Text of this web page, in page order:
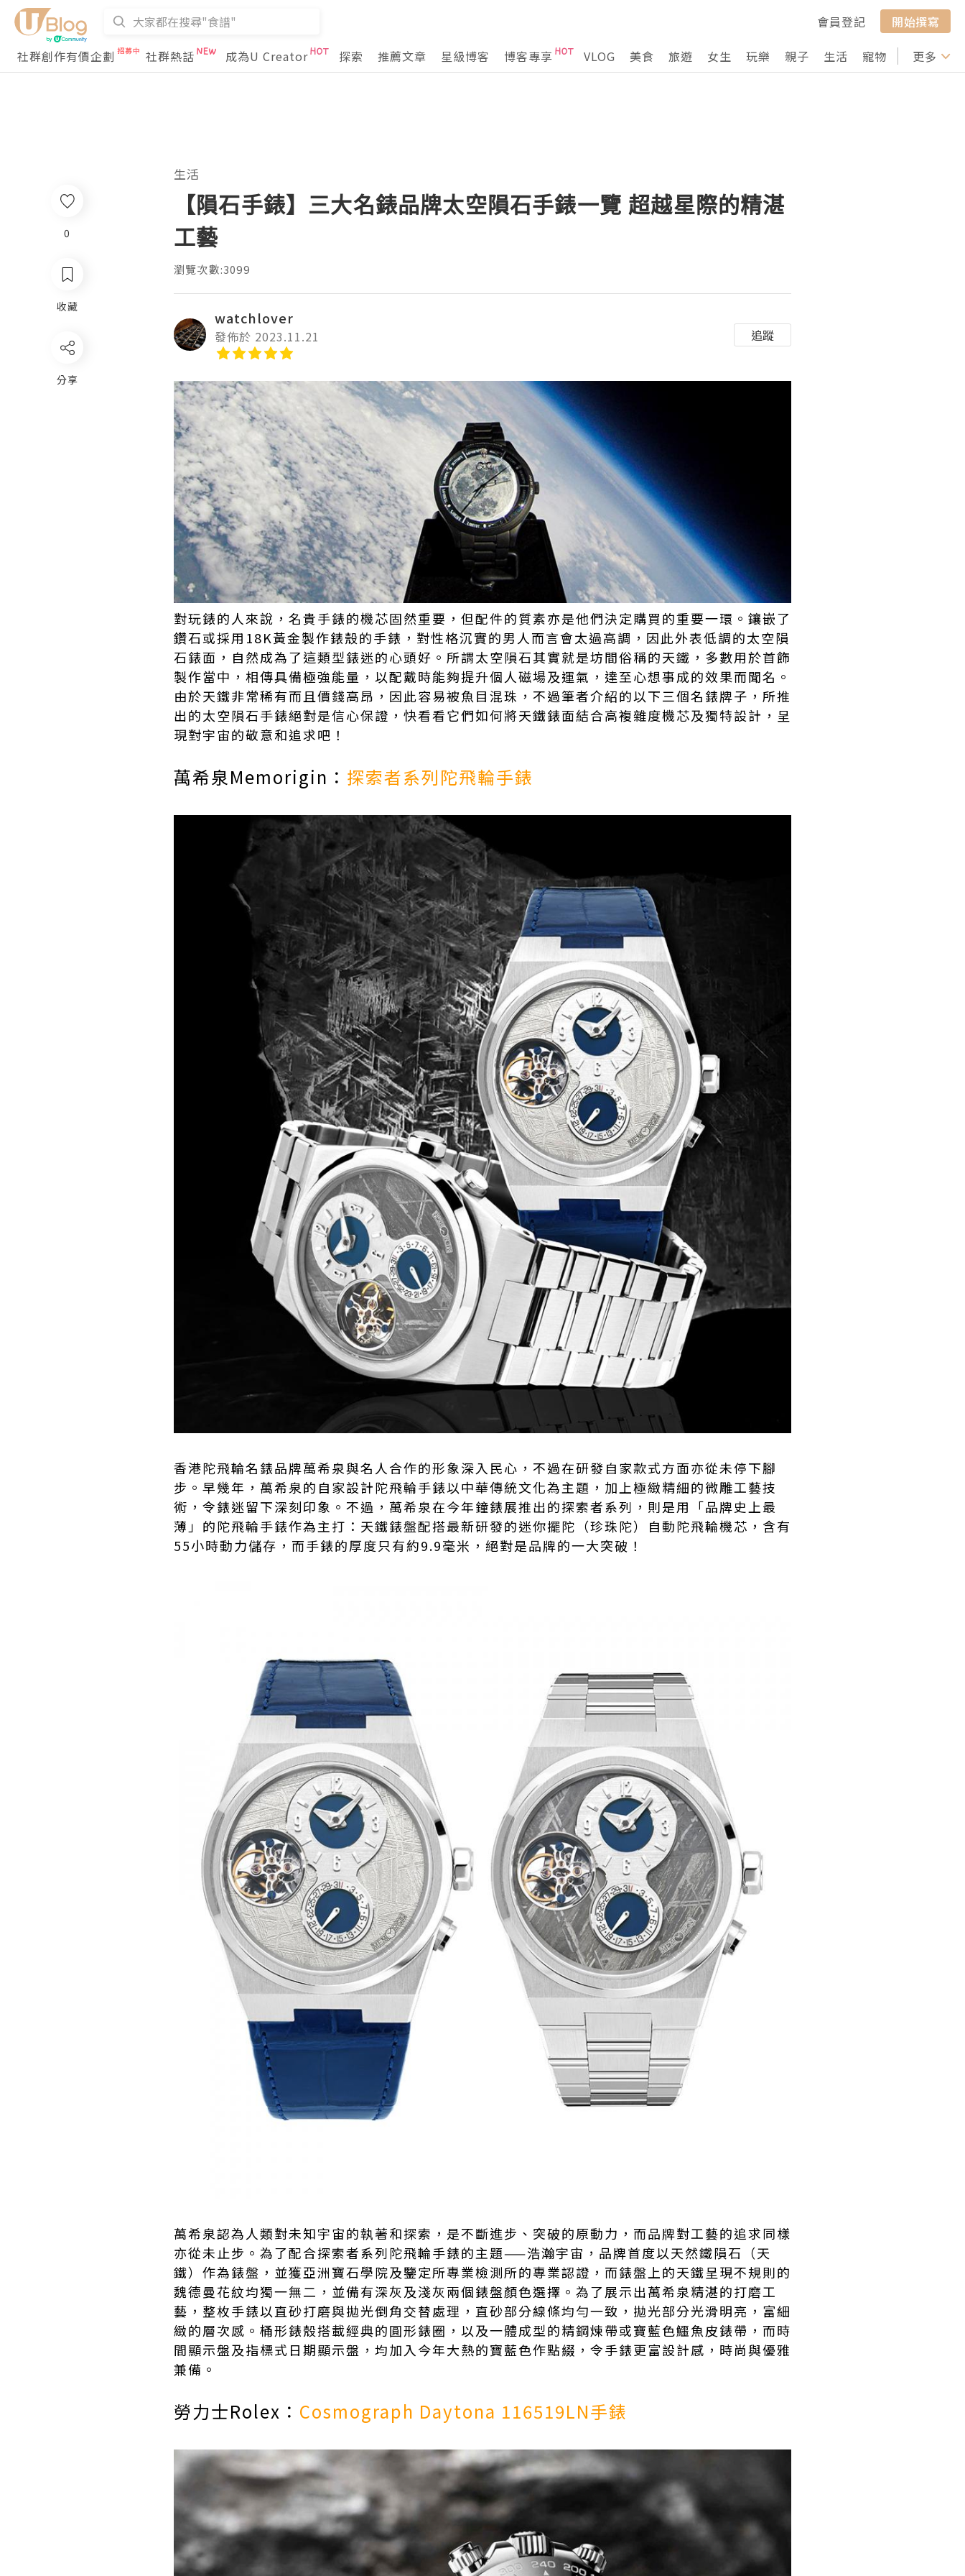
會員登記
開始撰寫
社群創作有價企劃
社群熱話 成為U Creator 探索 推薦文章 星級博客 博客專享 VLOG 美食 旅遊 女生 玩樂 親子 生活 寵物 行山 打卡
更多
0
收藏
分享
生活
【隕石手錶】三大名錶品牌太空隕石手錶一覽 超越星際的精湛
工藝
瀏覽次數:3099
watchlover
發佈於 2023.11.21 追蹤
對玩錶的人來說，名貴手錶的機芯固然重要，但配件的質素亦是他們決定購買的重要一環。鑲嵌了
鑽石或採用18K黃金製作錶殼的手錶，對性格沉實的男人而言會太過高調，因此外表低調的太空隕
石錶面，自然成為了這類型錶迷的心頭好。所謂太空隕石其實就是坊間俗稱的天鐵，多數用於首飾
製作當中，相傳具備極強能量，以配戴時能夠提升個人磁場及運氣，達至心想事成的效果而聞名。
由於天鐵非常稀有而且價錢高昂，因此容易被魚目混珠，不過筆者介紹的以下三個名錶牌子，所推
出的太空隕石手錶絕對是信心保證，快看看它們如何將天鐵錶面結合高複雜度機芯及獨特設計，呈
現對宇宙的敬意和追求吧！
萬希泉Memorigin： 探索者系列陀飛輪手錶
香港陀飛輪名錶品牌萬希泉與名人合作的形象深入民心，不過在研發自家款式方面亦從未停下腳
步。早幾年，萬希泉的自家設計陀飛輪手錶以中華傳統文化為主題，加上極緻精細的微雕工藝技
術，令錶迷留下深刻印象。不過，萬希泉在今年鐘錶展推出的探索者系列，則是用「品牌史上最
薄」的陀飛輪手錶作為主打：天鐵錶盤配搭最新研發的迷你擺陀（珍珠陀）自動陀飛輪機芯，含有
55小時動力儲存，而手錶的厚度只有約9.9毫米，絕對是品牌的一大突破！
萬希泉認為人類對未知宇宙的執著和探索，是不斷進步、突破的原動力，而品牌對工藝的追求同樣
亦從未止步。為了配合探索者系列陀飛輪手錶的主題——浩瀚宇宙，品牌首度以天然鐵隕石（天
鐵）作為錶盤，並獲亞洲寶石學院及鑒定所專業檢測所的專業認證，而錶盤上的天鐵呈現不規則的
魏德曼花紋均獨一無二，並備有深灰及淺灰兩個錶盤顏色選擇。為了展示出萬希泉精湛的打磨工
藝，整枚手錶以直砂打磨與拋光倒角交替處理，直砂部分線條均勻一致，拋光部分光滑明亮，富細
緻的層次感。桶形錶殼搭載經典的圓形錶圈，以及一體成型的精鋼煉帶或寶藍色鱷魚皮錶帶，而時
間顯示盤及指標式日期顯示盤，均加入今年大熱的寶藍色作點綴，令手錶更富設計感，時尚與優雅
兼備。
勞力士Rolex： Cosmograph Daytona 116519LN手錶